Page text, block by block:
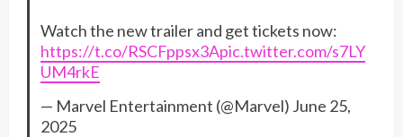
Watch the new trailer and get tickets now:
https://t.co/RSCFppsx3Apic.twitter.com/s7LY
UM4rkE
— Marvel Entertainment (@Marvel) June 25,
2025